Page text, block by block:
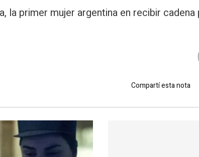
la primer mujer argentina en recibir cadena
Compartí esta nota